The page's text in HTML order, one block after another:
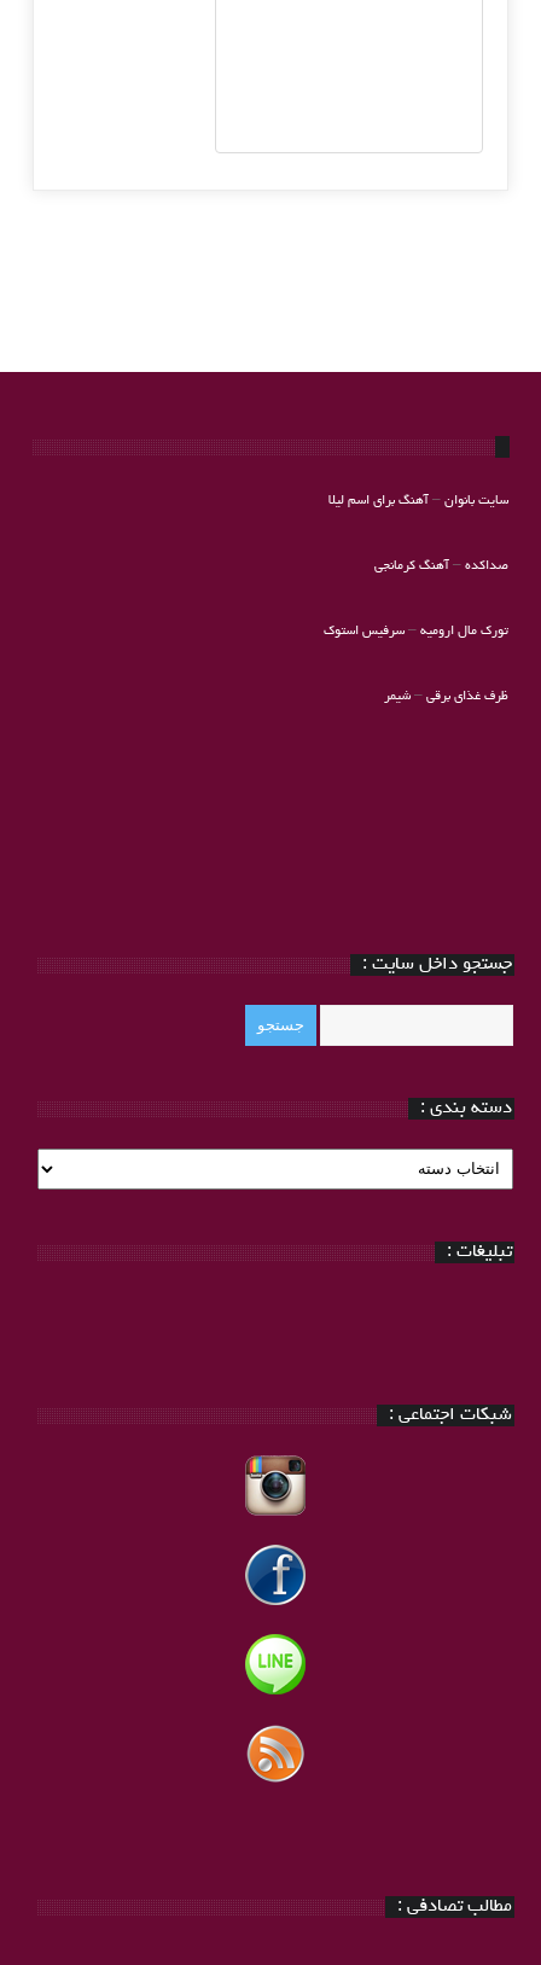
سایت بانوان– آهنگ برای اسم لیلا
صداکده– آهنگ کرمانجی
تورک مال ارومیه–سرفیس استوک
ظرف غذای برقی– شیمر
جستجو داخل سایت :
دسته بندی :
دسته
بندی
تبلیغات :
شبکات اجتماعی :
مطالب تصادفی :